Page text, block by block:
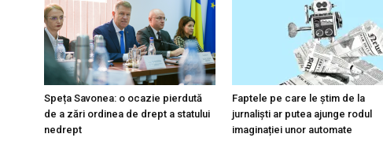
Speța Savonea: o ocazie pierdută
de a zări ordinea de drept a statului
nedrept
Faptele pe care le știm de la
jurnaliști ar putea ajunge rodul
imaginației unor automate